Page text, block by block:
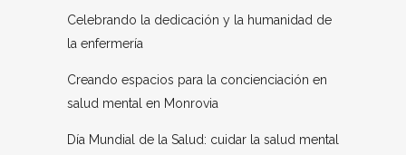
Celebrando la dedicación y la humanidad de
la enfermería
Creando espacios para la concienciación en
salud mental en Monrovia
Día Mundial de la Salud: cuidar la salud mental